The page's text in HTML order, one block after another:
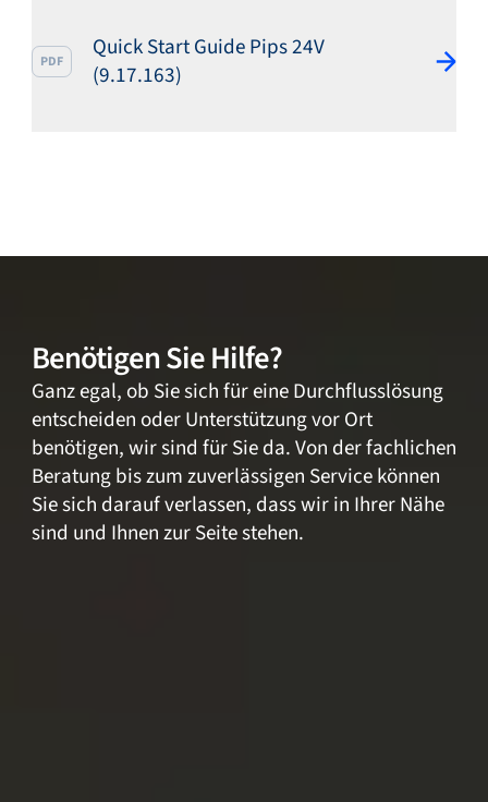
PDF
Quick Start Guide Pips 24V
(9.17.163)
Benötigen Sie Hilfe?
Ganz egal, ob Sie sich für eine Durchflusslösung
entscheiden oder Unterstützung vor Ort
benötigen, wir sind für Sie da. Von der fachlichen
Beratung bis zum zuverlässigen Service können
Sie sich darauf verlassen, dass wir in Ihrer Nähe
sind und Ihnen zur Seite stehen.